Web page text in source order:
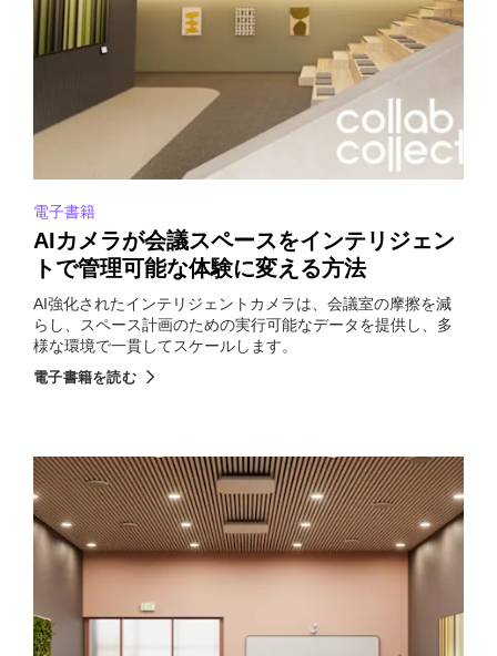
電子書籍
AIカメラが会議スペースをインテリジェン
トで管理可能な体験に変える方法
AI強化されたインテリジェントカメラは、会議室の摩擦を減
らし、スペース計画のための実行可能なデータを提供し、多
様な環境で一貫してスケールします。
電子書籍を読む